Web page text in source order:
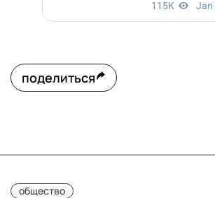
поделиться
общество